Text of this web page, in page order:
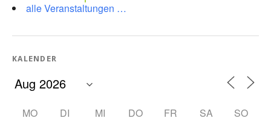
alle Veranstaltungen …
KALENDER
MO DI MI DO FR SA SO